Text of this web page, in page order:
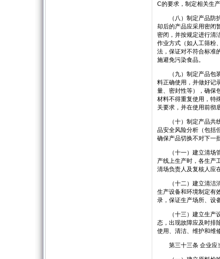
C的要求，制定相关生
（八）制定产品防护
却后的产品应采用密闭
密闭，并按规定进行清
作业方式（如人工筛粉
法，保证对不符合标准
施避免污染食品。
（九）制定产品包装
料正确使用，并做好记
量、密封性等），确保
材料不得重复使用，特
关要求，并在使用前彻
（十）制定产品共线
品安全风险分析（包括
确保产品切换不对下一
（十一）建立清场管
产线上生产时，各生产
清场负责人及复核人应
（十二）建立清洁消
生产设备和环境制定有
录，保证生产场所、设
（十三）建立生产设
态，出现故障应及时排
使用、清洁、维护和维
第三十三条 企业应当